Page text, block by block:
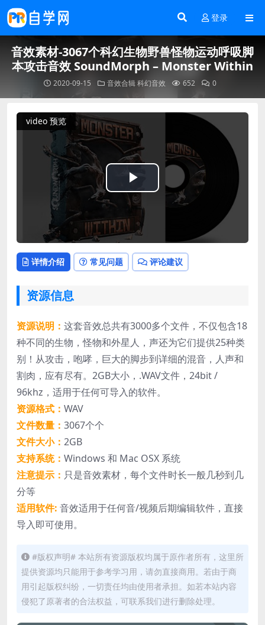
登录
音效素材-3067个科幻生物野兽怪物运动呼吸脚
本攻击音效 SoundMorph – Monster Within
2020-09-15 音效合辑科幻音效 652 0
video 预览
Play
Video
详情介绍 常见问题 评论建议
资源信息
资源说明： 这套音效总共有3000多个文件，不仅包含18
种不同的生物，怪物和外星人，声还为它们提供25种类
别！从攻击，咆哮，巨大的脚步到详细的混音，人声和
割肉，应有尽有。2GB大小，.WAV文件，24bit /
96khz，适用于任何可导入的软件。
资源格式： WAV
文件数量： 3067个个
文件大小： 2GB
支持系统： Windows 和 Mac OSX 系统
注意提示： 只是音效素材，每个文件时长一般几秒到几
分等
适用软件: 音效适用于任何音/视频后期编辑软件，直接
导入即可使用。
#版权声明# 本站所有资源版权均属于原作者所有，这里所
提供资源均只能用于参考学习用，请勿直接商用。若由于商
用引起版权纠纷，一切责任均由使用者承担。如若本站内容
侵犯了原著者的合法权益，可联系我们进行删除处理。